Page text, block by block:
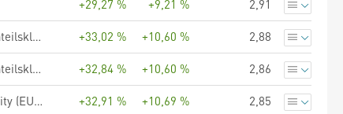
+29,27 % +9,21 % 2,91
UBS (Lux) Equity SICAV - European Income Opportunity (EUR), Anteilsklasse Q-acc, EUR +33,02 % +10,60 % 2,88
UBS (Lux) Equity SICAV - European Income Opportunity (EUR), Anteilsklasse K-1-acc, EUR +32,84 % +10,60 % 2,86
UBS (Lux) Key Selection SICAV - European Equity Value Opportunity (EUR), Anteilsklasse P-acc, EUR +32,91 % +10,69 % 2,85